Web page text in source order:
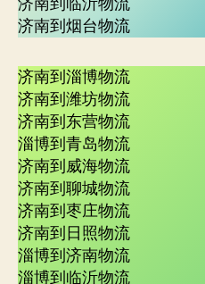
济南到烟台物流
济南到淄博物流
济南到潍坊物流
济南到东营物流
淄博到青岛物流
济南到威海物流
济南到聊城物流
济南到枣庄物流
济南到日照物流
淄博到济南物流
淄博到临沂物流